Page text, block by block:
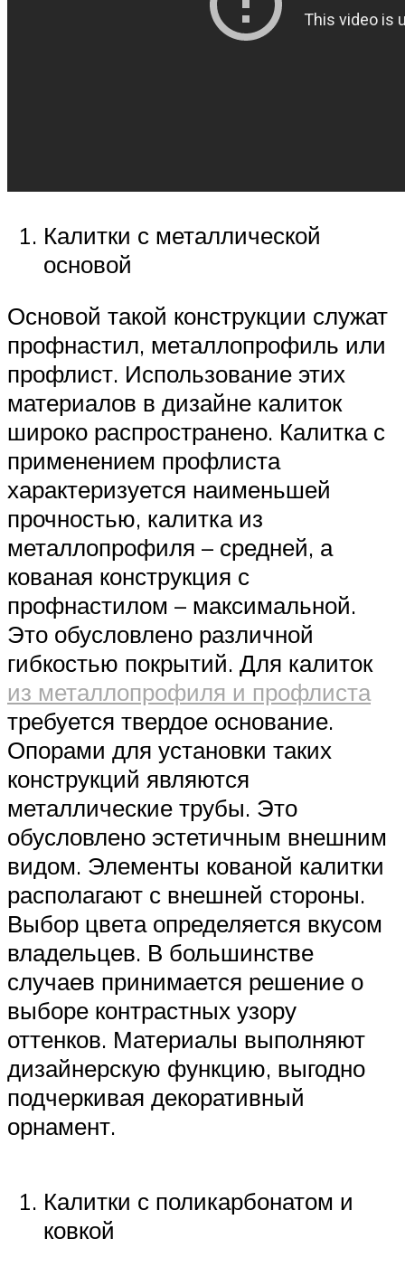
Калитки с металлической
основой
Основой такой конструкции служат
профнастил, металлопрофиль или
профлист. Использование этих
материалов в дизайне калиток
широко распространено. Калитка с
применением профлиста
характеризуется наименьшей
прочностью, калитка из
металлопрофиля – средней, а
кованая конструкция с
профнастилом – максимальной.
Это обусловлено различной
гибкостью покрытий. Для калиток
из металлопрофиля и профлиста
требуется твердое основание.
Опорами для установки таких
конструкций являются
металлические трубы. Это
обусловлено эстетичным внешним
видом. Элементы кованой калитки
располагают с внешней стороны.
Выбор цвета определяется вкусом
владельцев. В большинстве
случаев принимается решение о
выборе контрастных узору
оттенков. Материалы выполняют
дизайнерскую функцию, выгодно
подчеркивая декоративный
орнамент.
Калитки с поликарбонатом и
ковкой